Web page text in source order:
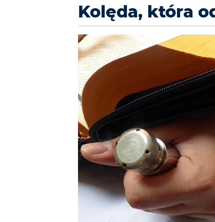
Kolęda, która